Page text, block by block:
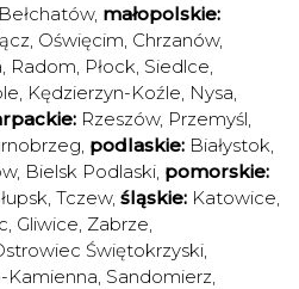
Bełchatów, małopolskie:
, Oświęcim, Chrzanów,
, Radom, Płock, Siedlce,
, Kędzierzyn-Koźle, Nysa,
Rzeszów, Przemyśl,
, podlaskie: Białystok,
, Bielsk Podlaski, pomorskie:
, Tczew, śląskie: Katowice,
, Gliwice, Zabrze,
Świętokrzyski,
Kamienna, Sandomierz,